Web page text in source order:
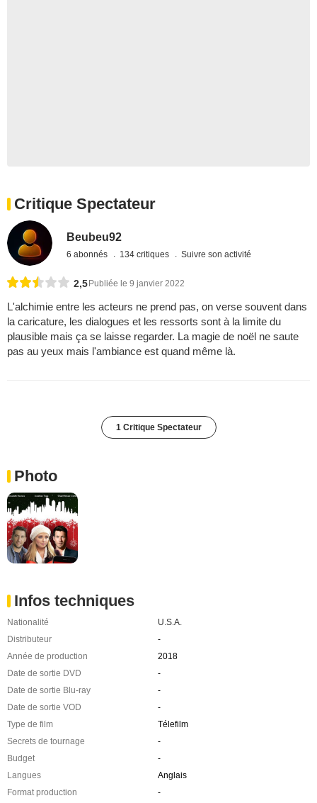
Critique Spectateur
Beubeu92
6 abonnés 134 critiques Suivre son activité
2,5 Publiée le 9 janvier 2022
L'alchimie entre les acteurs ne prend pas, on verse souvent dans
la caricature, les dialogues et les ressorts sont à la limite du
plausible mais ça se laisse regarder. La magie de noël ne saute
pas au yeux mais l'ambiance est quand même là.
1 Critique Spectateur
Photo
Infos techniques
Nationalité
U.S.A.
Distributeur
-
Année de production
2018
Date de sortie DVD
-
Date de sortie Blu-ray
-
Date de sortie VOD
-
Type de film
Télefilm
Secrets de tournage
-
Budget
-
Langues
Anglais
Format production
-